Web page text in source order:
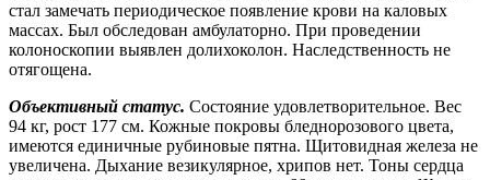
стал замечать периодическое появление крови на каловых
массах. Был обследован амбулаторно. При проведении
колоноскопии выявлен долихоколон. Наследственность не
отягощена.
Объективный статус. Состояние удовлетворительное. Вес
94 кг, рост 177 см. Кожные покровы бледнорозового цвета,
имеются единичные рубиновые пятна. Щитовидная железа не
увеличена. Дыхание везикулярное, хрипов нет. Тоны сердца